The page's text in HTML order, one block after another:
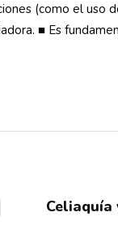
(como el uso
■ Es
Celiaquía